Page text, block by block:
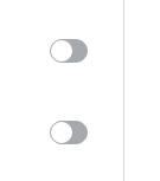
Google